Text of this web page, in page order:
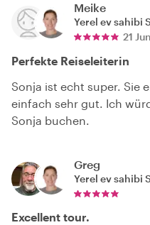
Meike
Yerel ev sahibi
21
Perfekte Reiseleiterin
Sonja ist echt super. Sie
einfach sehr gut. Ich
Sonja buchen.
Greg
Yerel ev sahibi
Excellent tour.